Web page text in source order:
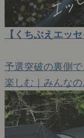
【くちぶえエッ
予選突破の裏側
楽しむ｜みんな